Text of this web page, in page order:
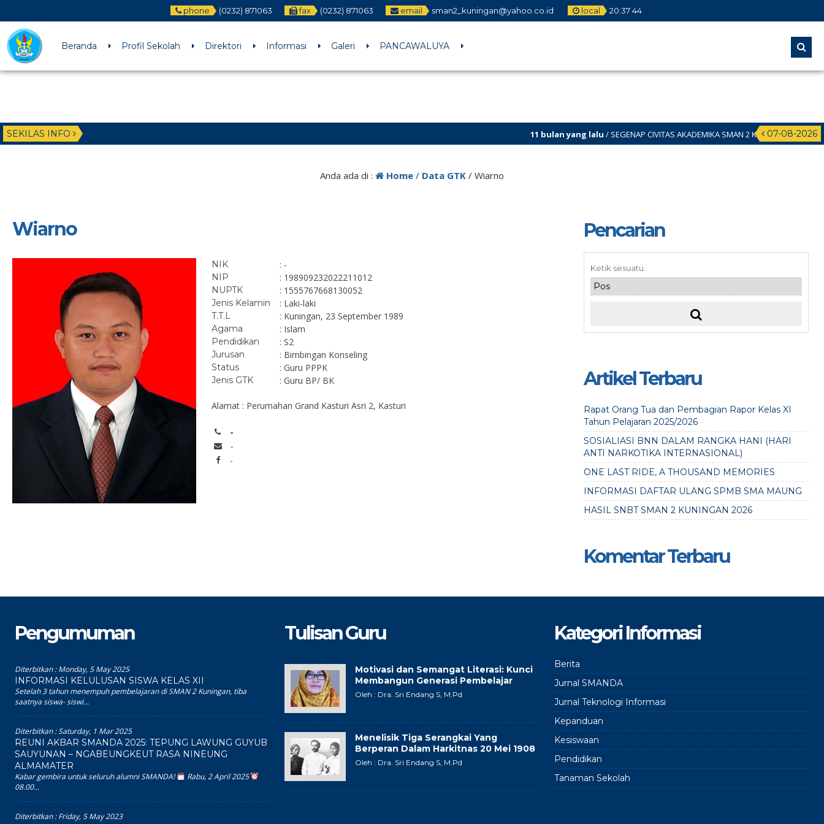
phone (0232) 871063 fax (0232) 871063 email sman2_kuningan@yahoo.co.id local 20:37 44
Beranda Profil Sekolah Direktori Informasi Galeri PANCAWALUYA
SEKILAS INFO 07-08-2026
11 bulan yang lalu/ SEGENAP CIVITAS AKADEMIKA SMAN 2 KUNINGAN
Anda ada di : Home / Data GTK / Wiarno
Wiarno
NIK : -
NIP : 198909232022211012
NUPTK : 1555767668130052
Jenis Kelamin : Laki-laki
T.T.L : Kuningan, 23 September 1989
Agama : Islam
Pendidikan : S2
Jurusan : Bimbingan Konseling
Status : Guru PPPK
Jenis GTK : Guru BP/ BK
Alamat : Perumahan Grand Kasturi Asri 2, Kasturi
-
-
-
Pencarian
Artikel Terbaru
Rapat Orang Tua dan Pembagian Rapor Kelas XI
Tahun Pelajaran 2025/2026
SOSIALIASI BNN DALAM RANGKA HANI (HARI
ANTI NARKOTIKA INTERNASIONAL)
ONE LAST RIDE, A THOUSAND MEMORIES
INFORMASI DAFTAR ULANG SPMB SMA MAUNG
HASIL SNBT SMAN 2 KUNINGAN 2026
Komentar Terbaru
Pengumuman
Diterbitkan :Monday, 5 May 2025
INFORMASI KELULUSAN SISWA KELAS XII
Setelah 3 tahun menempuh pembelajaran di SMAN 2 Kuningan, tiba
saatnya siswa- siswi...
Diterbitkan :Saturday, 1 Mar 2025
REUNI AKBAR SMANDA 2025: TEPUNG LAWUNG GUYUB
SAUYUNAN – NGABEUNGKEUT RASA NINEUNG
ALMAMATER
Kabar gembira untuk seluruh alumni SMANDA!
Rabu, 2 April 2025
08.00...
Diterbitkan :Friday, 5 May 2023
Tulisan Guru
Motivasi dan Semangat Literasi: Kunci
Membangun Generasi Pembelajar
Oleh : Dra. Sri Endang S, M.Pd
Menelisik Tiga Serangkai Yang
Berperan Dalam Harkitnas 20 Mei 1908
Oleh : Dra. Sri Endang S, M.Pd
Kategori Informasi
Berita
Jurnal SMANDA
Jurnal Teknologi Informasi
Kepanduan
Kesiswaan
Pendidikan
Tanaman Sekolah